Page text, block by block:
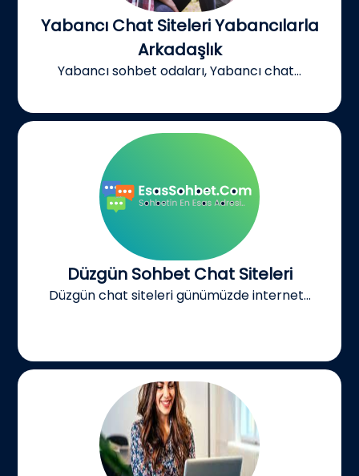
Yabancı Chat Siteleri Yabancılarla
Arkadaşlık
Yabancı sohbet odaları, Yabancı chat...
Düzgün Sohbet Chat Siteleri
Düzgün chat siteleri günümüzde internet...